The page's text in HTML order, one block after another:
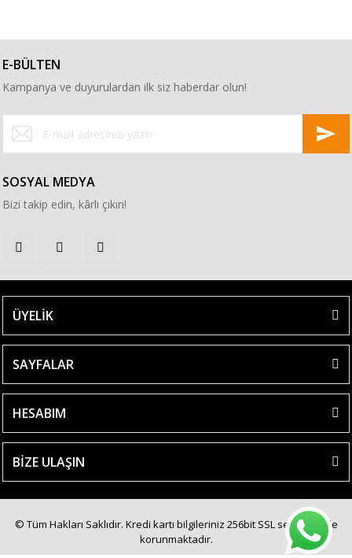
E-BÜLTEN
Kampanya ve duyurulardan ilk siz haberdar olun!
SOSYAL MEDYA
Bizi takip edin, kârlı çıkın!
ÜYELİK
SAYFALAR
HESABIM
BİZE ULAŞIN
© Tüm Hakları Saklıdır. Kredi kartı bilgileriniz 256bit SSL sertifikası ile
korunmaktadır.